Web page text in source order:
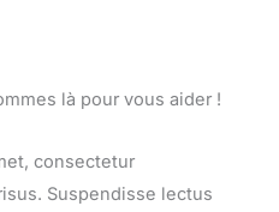
là pour vous aider !
consectetur
Suspendisse lectus